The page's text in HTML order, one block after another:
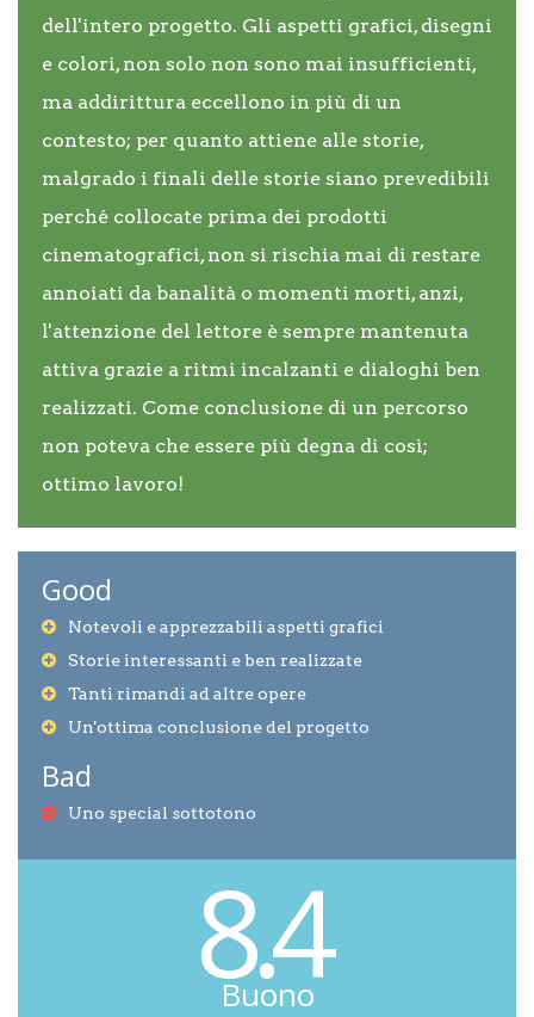
dell'intero progetto. Gli aspetti grafici, disegni
e colori, non solo non sono mai insufficienti,
ma addirittura eccellono in più di un
contesto; per quanto attiene alle storie,
malgrado i finali delle storie siano prevedibili
perché collocate prima dei prodotti
cinematografici, non si rischia mai di restare
annoiati da banalità o momenti morti, anzi,
l'attenzione del lettore è sempre mantenuta
attiva grazie a ritmi incalzanti e dialoghi ben
realizzati. Come conclusione di un percorso
non poteva che essere più degna di così;
ottimo lavoro!
Good
Notevoli e apprezzabili aspetti grafici
Storie interessanti e ben realizzate
Tanti rimandi ad altre opere
Un'ottima conclusione del progetto
Bad
Uno special sottotono
8.4
Buono